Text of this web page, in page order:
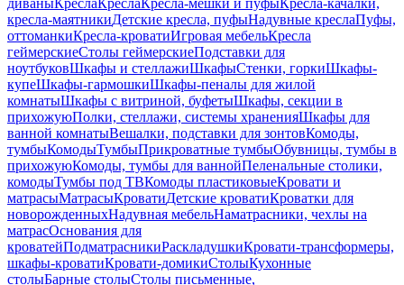
диваныКреслаКреслаКресла-мешки и пуфыКресла-качалки,
кресла-маятникиДетские кресла, пуфыНадувные креслаПуфы,
оттоманкиКресла-кроватиИгровая мебельКресла
геймерскиеСтолы геймерскиеПодставки для
ноутбуковШкафы и стеллажиШкафыСтенки, горкиШкафы-
купеШкафы-гармошкиШкафы-пеналы для жилой
комнатыШкафы с витриной, буфетыШкафы, секции в
прихожуюПолки, стеллажи, системы храненияШкафы для
ванной комнатыВешалки, подставки для зонтовКомоды,
тумбыКомодыТумбыПрикроватные тумбыОбувницы, тумбы в
прихожуюКомоды, тумбы для ваннойПеленальные столики,
комодыТумбы под ТВКомоды пластиковыеКровати и
матрасыМатрасыКроватиДетские кроватиКроватки для
новорожденныхНадувная мебельНаматрасники, чехлы на
матрасОснования для
кроватейПодматрасникиРаскладушкиКровати-трансформеры,
шкафы-кроватиКровати-домикиСтолыКухонные
столыБарные столыСтолы письменные,